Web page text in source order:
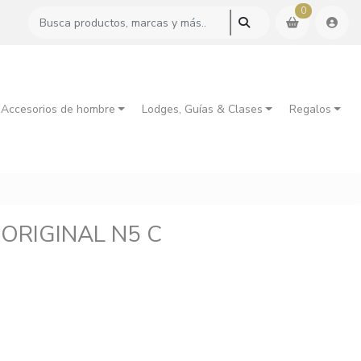
0
de hombre Lodges, Guías & Clases Regalos
N5 C